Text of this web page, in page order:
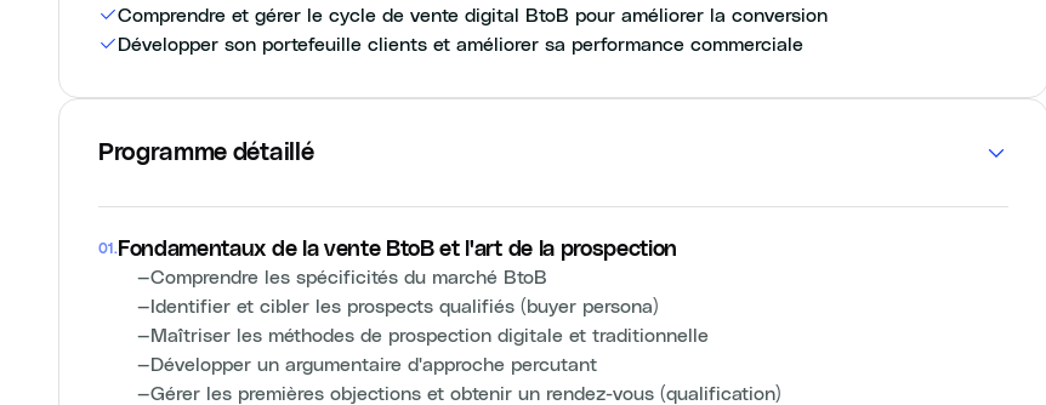
Comprendre et gérer le cycle de vente digital BtoB pour améliorer la conversion
Développer son portefeuille clients et améliorer sa performance commerciale
Programme détaillé
01 . Fondamentaux de la vente BtoB et l'art de la prospection
—Comprendre les spécificités du marché BtoB
—Identifier et cibler les prospects qualifiés (buyer persona)
—Maîtriser les méthodes de prospection digitale et traditionnelle
—Développer un argumentaire d'approche percutant
—Gérer les premières objections et obtenir un rendez-vous (qualification)